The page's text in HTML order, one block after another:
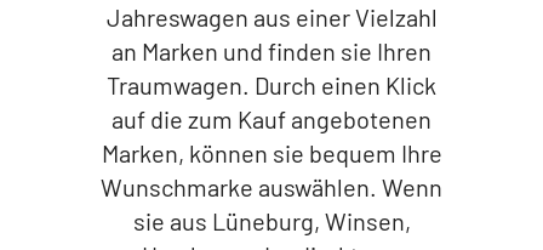
Jahreswagen aus einer Vielzahl
an Marken und finden sie Ihren
Traumwagen. Durch einen Klick
auf die zum Kauf angebotenen
Marken, können sie bequem Ihre
Wunschmarke auswählen. Wenn
sie aus Lüneburg, Winsen,